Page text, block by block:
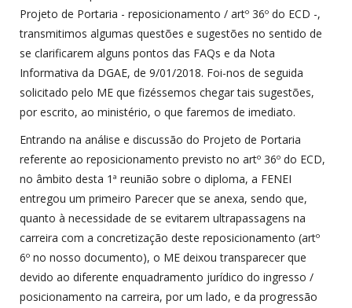
Projeto de Portaria - reposicionamento / artº 36º do ECD -,
transmitimos algumas questões e sugestões no sentido de
se clarificarem alguns pontos das FAQs e da Nota
Informativa da DGAE, de 9/01/2018. Foi-nos de seguida
solicitado pelo ME que fizéssemos chegar tais sugestões,
por escrito, ao ministério, o que faremos de imediato.
Entrando na análise e discussão do Projeto de Portaria
referente ao reposicionamento previsto no artº 36º do ECD,
no âmbito desta 1ª reunião sobre o diploma, a FENEI
entregou um primeiro Parecer que se anexa, sendo que,
quanto à necessidade de se evitarem ultrapassagens na
carreira com a concretização deste reposicionamento (artº
6º no nosso documento), o ME deixou transparecer que
devido ao diferente enquadramento jurídico do ingresso /
posicionamento na carreira, por um lado, e da progressão